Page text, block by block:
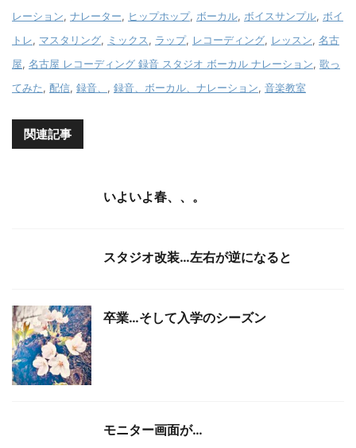
レーション, ナレーター, ヒップホップ, ボーカル, ボイスサンプル, ボイ
トレ, マスタリング, ミックス, ラップ, レコーディング, レッスン, 名古
屋, 名古屋 レコーディング 録音 スタジオ ボーカル ナレーション, 歌っ
てみた, 配信, 録音、 , 録音、ボーカル、ナレーション, 音楽教室
関連記事
いよいよ春、、。
スタジオ改装…左右が逆になると
卒業…そして入学のシーズン
モニター画面が…